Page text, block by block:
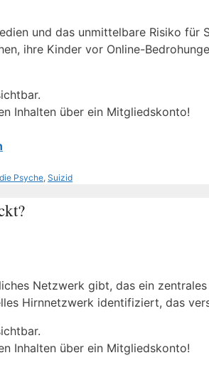
und das unmittelbare Risiko für
ihre Kinder vor Online-
Inhalten über ein Mitgliedskonto!
Psyche, Suizid
Netzwerk gibt, das ein
Hirnnetzwerk identifiziert, das
Inhalten über ein Mitgliedskonto!